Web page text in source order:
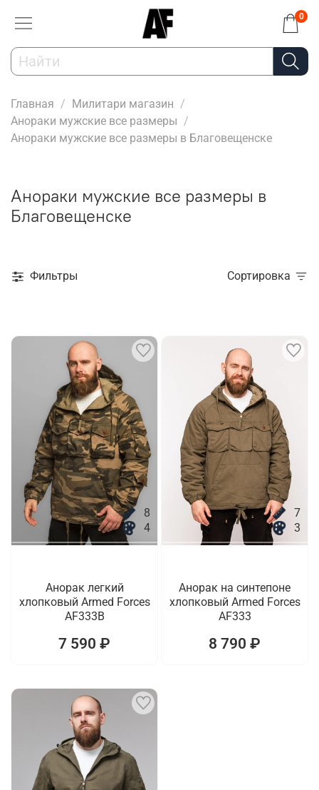
0
Главная
Милитари магазин
Анораки мужские все размеры
Анораки мужские все размеры в Благовещенске
Анораки мужские все размеры в
Благовещенске
Фильтры Сортировка
8
4
Анорак легкий
хлопковый Armed Forces
AF333B
7 590 ₽
7
3
Анорак на синтепоне
хлопковый Armed Forces
AF333
8 790 ₽